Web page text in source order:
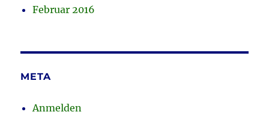
Februar 2016
META
Anmelden